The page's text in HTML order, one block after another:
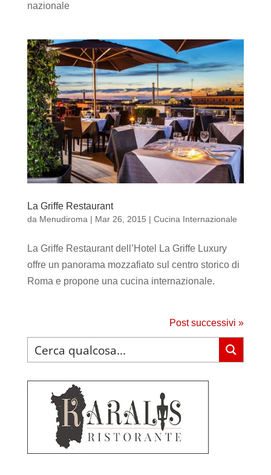
nazionale
La Griffe Restaurant
da Menudiroma | Mar 26, 2015 | Cucina Internazionale
La Griffe Restaurant dell’Hotel La Griffe Luxury
offre un panorama mozzafiato sul centro storico di
Roma e propone una cucina internazionale.
Post successivi »